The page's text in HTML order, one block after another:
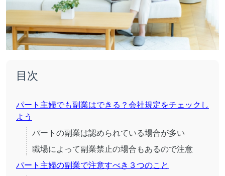
目次
パート主婦でも副業はできる？会社規定をチェックし
よう
パートの副業は認められている場合が多い
職場によって副業禁止の場合もあるので注意
パート主婦の副業で注意すべき３つのこと